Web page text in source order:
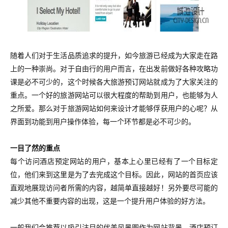
随着人们对于生活品质追求的提升，如今旅游已经成为大家走在路
上的一种崇尚。对于自由行的用户而言，在出发前做好各种攻略功
课是必不可少的，这个时候各大旅游预订网站就成为了大家关注的
重点。一个好的旅游网站可以很大程度的帮助到用户，也能够为人
之所爱。那么对于旅游网站如何来设计才能够俘获用户的心呢？从
界面到功能到用户操作体验，每一个环节都是必不可少的。
一目了然的重点
每个访问酒店预定网站的用户，基本上心里已经有了一个目标定
位，他们来到这里是为了去完成这个目标。 因此，网站的首页应该
直观地展现访问者所需的内容，越简单直接越好！另外要尽可能的
减少其他不重要内容的出现，这是一个提升用户体验的好方法。